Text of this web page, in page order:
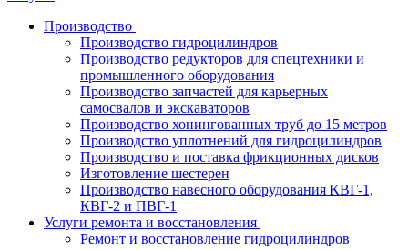
Производство
Производство гидроцилиндров
Производство редукторов для спецтехники и
промышленного оборудования
Производство запчастей для карьерных
самосвалов и экскаваторов
Производство хонингованных труб до 15 метров
Производство уплотнений для гидроцилиндров
Производство и поставка фрикционных дисков
Изготовление шестерен
Производство навесного оборудования КВГ-1,
КВГ-2 и ПВГ-1
Услуги ремонта и восстановления
Ремонт и восстановление гидроцилиндров